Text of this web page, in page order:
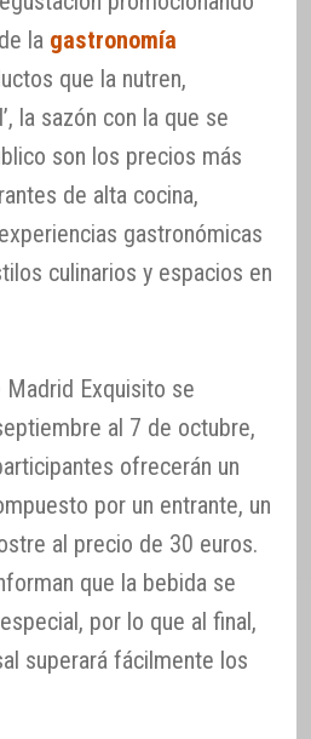
la gastronomía
que la nutren,
la sazón con la que se
son los precios más
de alta cocina,
gastronómicas
culinarios y espacios en
Exquisito se
al 7 de octubre,
ofrecerán un
por un entrante, un
al precio de 30 euros.
que la bebida se
por lo que al final,
superará fácilmente los